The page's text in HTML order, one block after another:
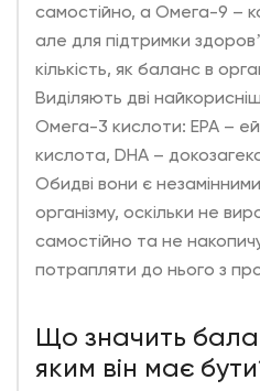
самостійно, а Омега-9 –
але для підтримки
кількість, як баланс в
Виділяють дві
Омега-3 кислоти: EPA –
кислота, DHA –
Обидві вони є
організму, оскільки не
самостійно та не
потрапляти до нього з
Що значить
яким він має